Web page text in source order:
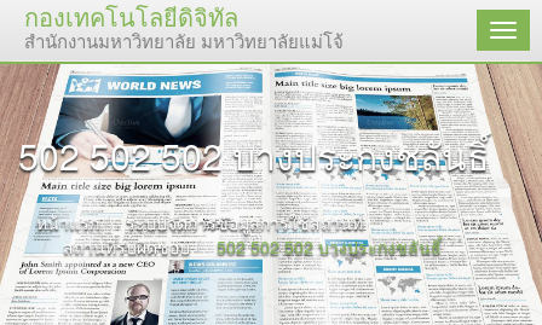
กองเทคโนโลยีดิจิทัล
สำนักงานมหาวิทยาลัย มหาวิทยาลัยแม่โจ้ เมนู
502 502 502 บางประกงชลันธิ์
หน้าแรก
ระบบจัดการข้อมูลการใช้สถานที่
สถานที่รับผิดชอบ
502 502 502 บางประกงชลันธิ์